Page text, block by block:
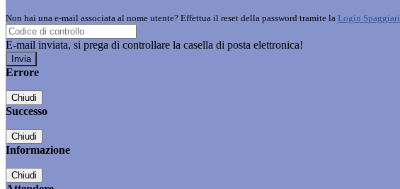
Non hai una e-mail associata al nome utente? Effettua il reset della password tramite la Login Spaggiari
E-mail inviata, si prega di controllare la casella di posta elettronica!
Errore
Chiudi
Successo
Chiudi
Informazione
Chiudi